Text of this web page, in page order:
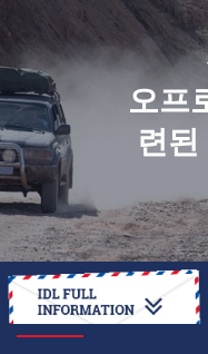
오프
련된
온라인으로